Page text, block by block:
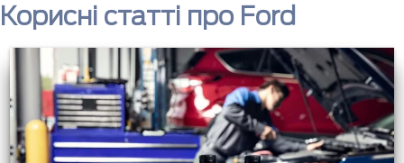
Корисні статті про Ford